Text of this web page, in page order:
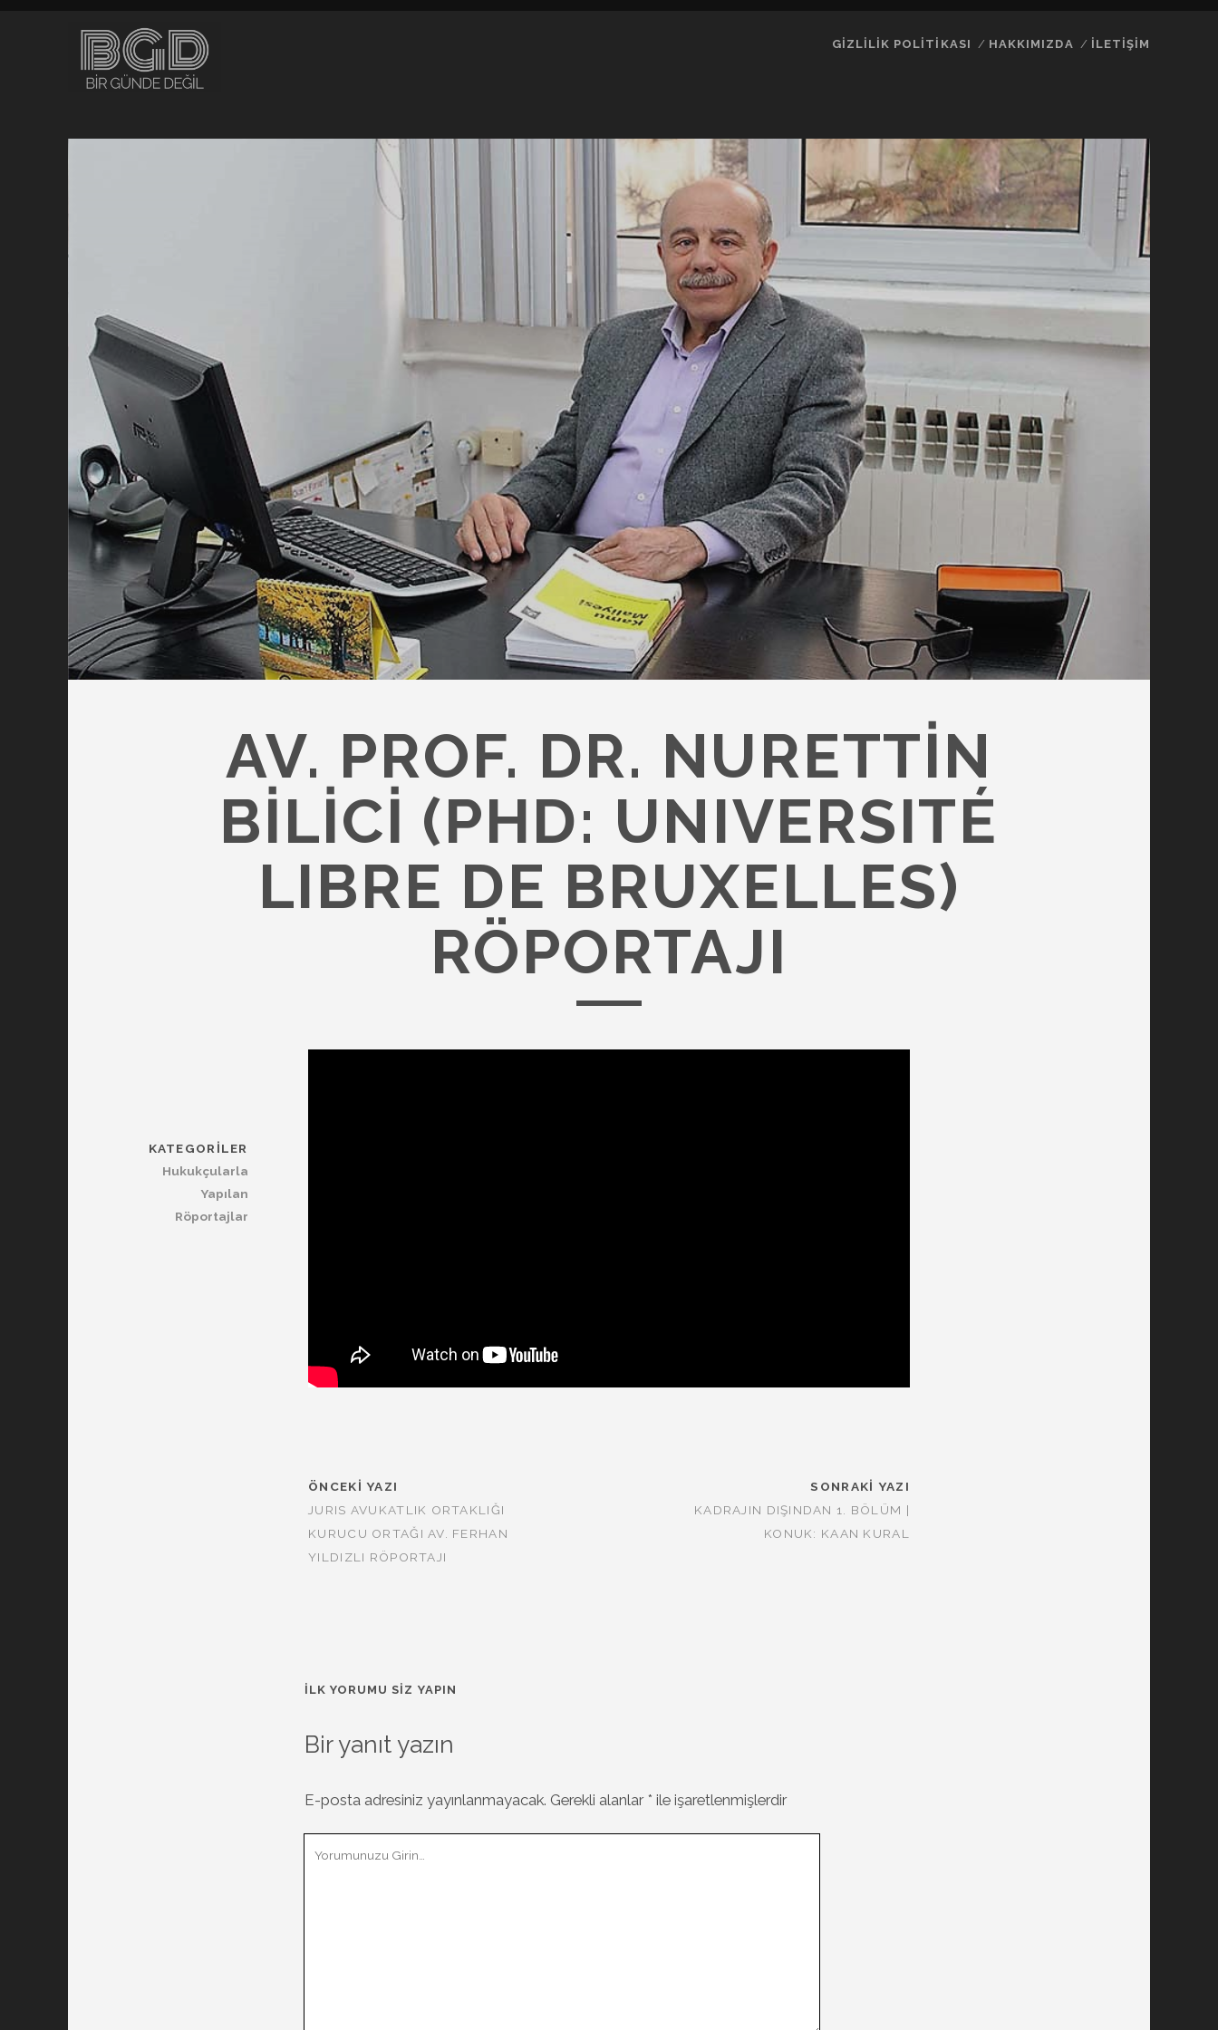
GIZLILIK POLITIKASI HAKKIMIZDA İLETIŞIM
AV. PROF. DR. NURETTIN
BILICI (PHD: UNIVERSITÉ
LIBRE DE BRUXELLES)
RÖPORTAJI
ÖNCEKI YAZI
JURIS AVUKATLIK ORTAKLIĞI
KURUCU ORTAĞI AV. FERHAN
YILDIZLI RÖPORTAJI
SONRAKI YAZI
KADRAJIN DIŞINDAN 1. BÖLÜM |
KONUK: KAAN KURAL
KATEGORILER
Hukukçularla
Yapılan
Röportajlar
İLK YORUMU SIZ YAPIN
Bir yanıt yazın
E-posta adresiniz yayınlanmayacak. Gerekli alanlar * ile işaretlenmişlerdir